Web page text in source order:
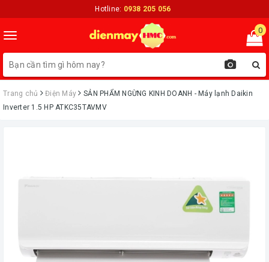
Hotline: 0938 205 056
Toggle
navigation
0
Trang chủ Điện Máy
ㅤSẢN PHẨM NGỪNG KINH DOANH - Máy lạnh Daikin
Inverter 1.5 HP ATKC35TAVMV